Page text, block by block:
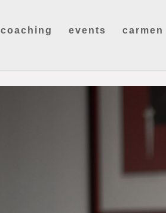
coaching events carmen